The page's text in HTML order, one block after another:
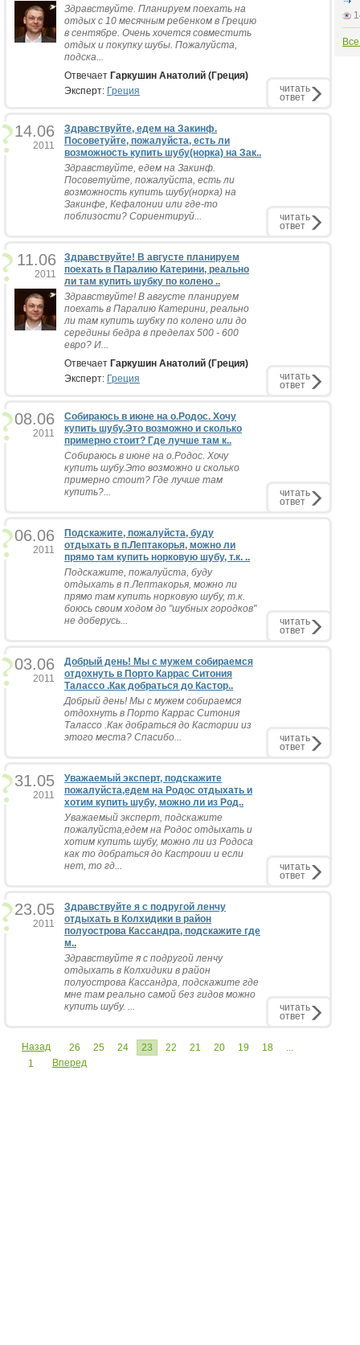
Здравствуйте. Планируем поехать на
отдых с 10 месячным ребенком в Грецию
в сентябре. Очень хочется совместить
отдых и покупку шубы. Пожалуйста,
подска...
Отвечает Гаркушин Анатолий (Греция)
Эксперт: Греция читать
ответ
14.06
2011
Здравствуйте, едем на Закинф.
Посоветуйте, пожалуйста, есть ли
возможность купить шубу(норка) на Зак..
Здравствуйте, едем на Закинф.
Посоветуйте, пожалуйста, есть ли
возможность купить шубу(норка) на
Закинфе, Кефалонии или где-то
поблизости? Сориентируй...
читать
ответ
11.06
2011
Здравствуйте! В августе планируем
поехать в Паралию Катерини, реально
ли там купить шубку по колено ..
Здравствуйте! В августе планируем
поехать в Паралию Катерини, реально
ли там купить шубку по колено или до
середины бедра в пределах 500 - 600
евро? И...
Отвечает Гаркушин Анатолий (Греция)
Эксперт: Греция читать
ответ
08.06
2011
Собираюсь в июне на о.Родос. Хочу
купить шубу.Это возможно и сколько
примерно стоит? Где лучше там к..
Собираюсь в июне на о.Родос. Хочу
купить шубу.Это возможно и сколько
примерно стоит? Где лучше там
купить?...
читать
ответ
06.06
2011
Подскажите, пожалуйста, буду
отдыхать в п.Лептакорья, можно ли
прямо там купить норковую шубу, т.к. ..
Подскажите, пожалуйста, буду
отдыхать в п.Лептакорья, можно ли
прямо там купить норковую шубу, т.к.
боюсь своим ходом до "шубных городков"
не доберусь...
читать
ответ
03.06
2011
Добрый день! Мы с мужем собираемся
отдохнуть в Порто Каррас Ситония
Талассо .Как добраться до Кастор..
Добрый день! Мы с мужем собираемся
отдохнуть в Порто Каррас Ситония
Талассо .Как добраться до Кастории из
этого места? Спасибо...
читать
ответ
31.05
2011
Уважаемый эксперт, подскажите
пожалуйста,едем на Родос отдыхать и
хотим купить шубу, можно ли из Род..
Уважаемый эксперт, подскажите
пожалуйста,едем на Родос отдыхать и
хотим купить шубу, можно ли из Родоса
как то добраться до Кастроии и если
нет, то гд...
читать
ответ
23.05
2011
Здравствуйте я с подругой ленчу
отдыхать в Колхидики в район
полуострова Кассандра, подскажите где
м..
Здравствуйте я с подругой ленчу
отдыхать в Колхидики в район
полуострова Кассандра, подскажите где
мне там реально самой без гидов можно
купить шубу. ...
читать
ответ
Назад 26 25 24 23 22 21 20 19 18
...
1
Вперед